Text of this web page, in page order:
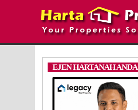
EJEN HARTANAH ANDA